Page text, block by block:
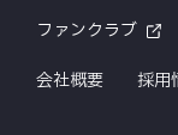
ファンクラブ
会社概要
採用